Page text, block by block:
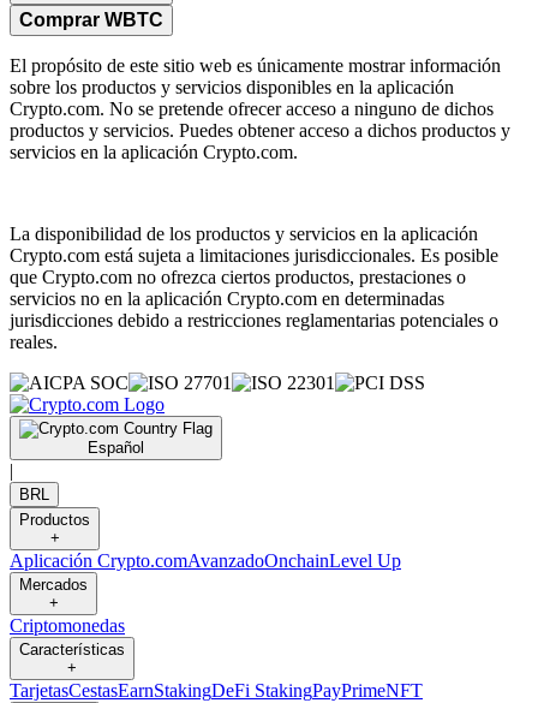
Comprar WBTC
El propósito de este sitio web es únicamente mostrar información
sobre los productos y servicios disponibles en la aplicación
Crypto.com. No se pretende ofrecer acceso a ninguno de dichos
productos y servicios. Puedes obtener acceso a dichos productos y
servicios en la aplicación Crypto.com.
La disponibilidad de los productos y servicios en la aplicación
Crypto.com está sujeta a limitaciones jurisdiccionales. Es posible
que Crypto.com no ofrezca ciertos productos, prestaciones o
servicios no en la aplicación Crypto.com en determinadas
jurisdicciones debido a restricciones reglamentarias potenciales o
reales.
Español
|
BRL
Productos
+
Aplicación Crypto.comAvanzadoOnchainLevel Up
Mercados
+
Criptomonedas
Características
+
TarjetasCestasEarnStakingDeFi StakingPayPrimeNFT